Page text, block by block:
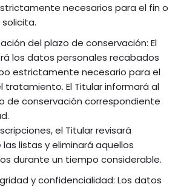
necesarios para el fin o
del plazo de conservación: El
los datos personales recabados
estrictamente necesario para el
tratamiento. El Titular informará al
de conservación correspondiente
el Titular revisará
listas y eliminará aquellos
durante un tiempo considerable.
y confidencialidad: Los datos